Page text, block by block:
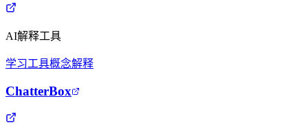
AI解释工具
学习工具概念解释
ChatterBox